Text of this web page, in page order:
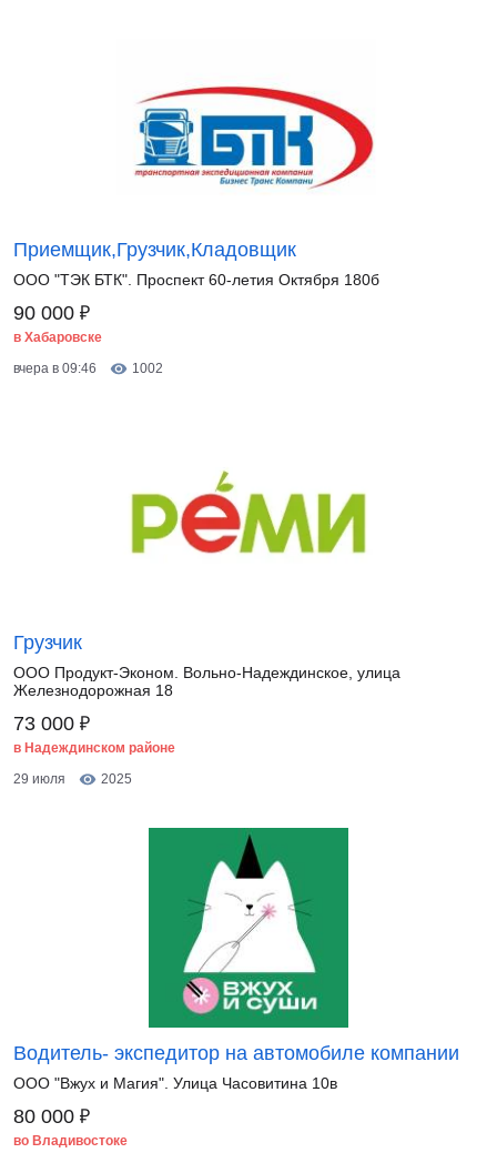
Приемщик,Грузчик,Кладовщик
ООО "ТЭК БТК". Проспект 60-летия Октября 180б
90 000 ₽
в Хабаровске
вчера в 09:46
1002
Грузчик
ООО Продукт-Эконом. Вольно-Надеждинское, улица
Железнодорожная 18
73 000 ₽
в Надеждинском районе
29 июля
2025
Водитель- экспедитор на автомобиле компании
ООО "Вжух и Магия". Улица Часовитина 10в
80 000 ₽
во Владивостоке